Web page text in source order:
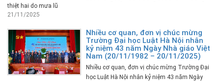
thiệt hai do mưa lũ
21/11/2025
Nhiều cơ quan, đơn vị chúc mừng
Trường Đại học Luật Hà Nội nhân
kỷ niệm 43 năm Ngày Nhà giáo Việt
Nam (20/11/1982 – 20/11/2025)
Nhiều cơ quan, đơn vị chúc mừng Trường Đại
học Luật Hà Nội nhân kỷ niệm 43 năm Ngày